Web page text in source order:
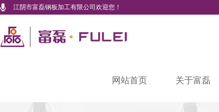
江阴市富磊钢板加工有限公司欢迎您！
网站首页 关于富磊